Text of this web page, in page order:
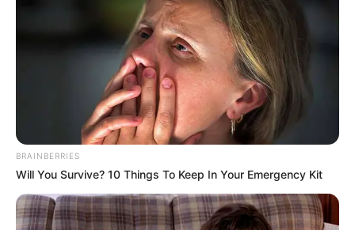
Le puede interesar:Me vas a extrañar, de Jean Carlos
Centeno: la escribió tras poner 'los cachos' y dejar a joven
BRAINBERRIES
Will You Survive? 10 Things To Keep In Your Emergency Kit